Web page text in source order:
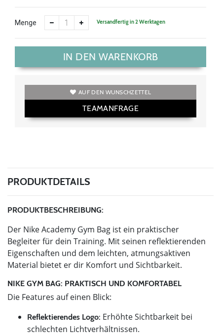
Menge Versandfertig in 2 Werktagen
IN DEN WARENKORB
AUF DEN WUNSCHZETTEL
TEAMANFRAGE
PRODUKTDETAILS
PRODUKTBESCHREIBUNG:
Der Nike Academy Gym Bag ist ein praktischer
Begleiter für dein Training. Mit seinen reflektierenden
Eigenschaften und dem leichten, atmungsaktiven
Material bietet er dir Komfort und Sichtbarkeit.
NIKE GYM BAG: PRAKTISCH UND KOMFORTABEL
Die Features auf einen Blick:
Reflektierendes Logo: Erhöhte Sichtbarkeit bei
schlechten Lichtverhältnissen.